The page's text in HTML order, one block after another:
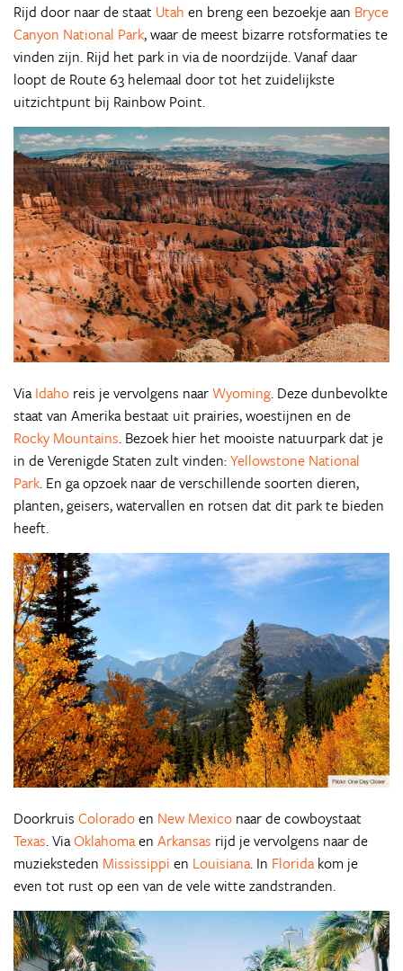
Rijd door naar de staat Utah en breng een bezoekje aan Bryce
Canyon National Park, waar de meest bizarre rotsformaties te
vinden zijn. Rijd het park in via de noordzijde. Vanaf daar
loopt de Route 63 helemaal door tot het zuidelijkste
uitzichtpunt bij Rainbow Point.
Via Idaho reis je vervolgens naarWyoming. Deze dunbevolkte
staat van Amerika bestaat uit prairies, woestijnen en de
Rocky Mountains. Bezoek hier het mooiste natuurpark dat je
in de Verenigde Staten zult vinden:Yellowstone National
Park. En ga opzoek naar de verschillende soorten dieren,
planten, geisers, watervallen en rotsen dat dit park te bieden
heeft.
Doorkruis Coloradoen New Mexico naar de cowboystaat
Texas. ViaOklahomaen Arkansas rijd je vervolgens naar de
muzieksteden Mississippi en Louisiana. In Florida kom je
even tot rust op een van de vele witte zandstranden.